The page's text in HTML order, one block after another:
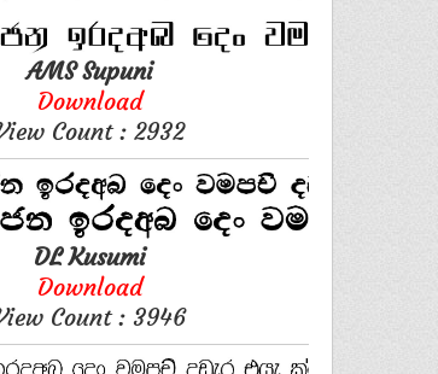
AMS Supuni
Download
Count : 2932
DL Kusumi
Download
Count : 3946